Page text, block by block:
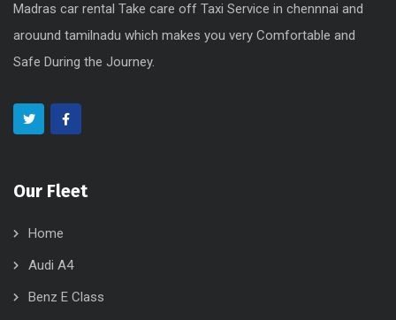
Madras car rental Take care off Taxi Service in chennnai and
arouund tamilnadu which makes you very Comfortable and
Safe During the Journey.
Our Fleet
Home
Audi A4
Benz E Class